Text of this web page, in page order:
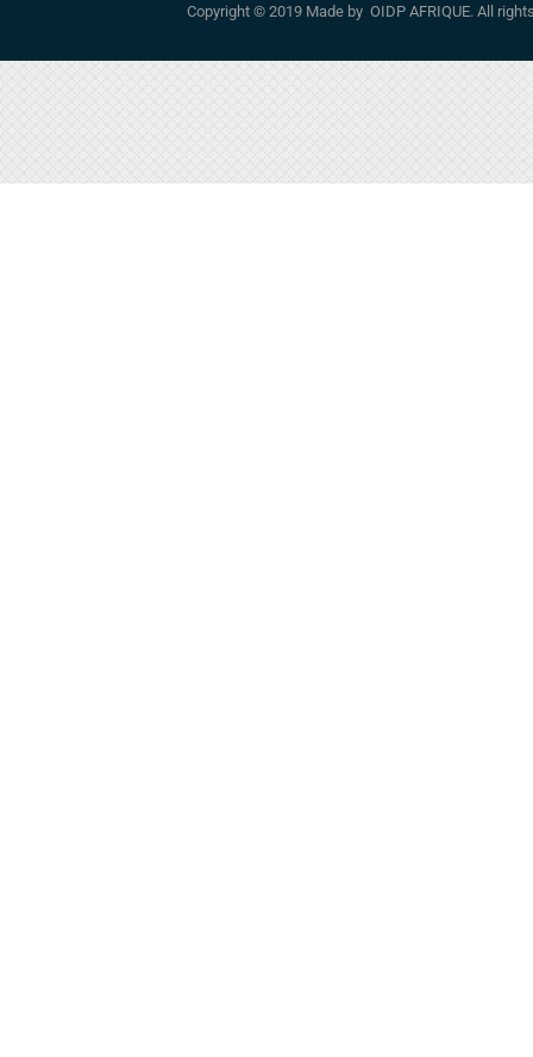
Copyright © 2019 Made by OIDP AFRIQUE. All